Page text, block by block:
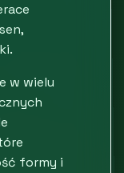
w wielu
formy i